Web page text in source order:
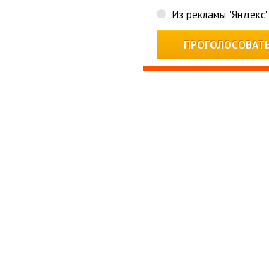
Из рекламы "Яндекс"